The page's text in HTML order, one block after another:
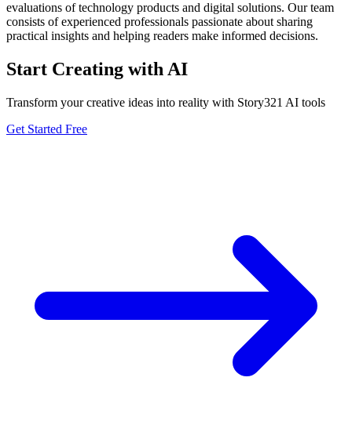
evaluations of technology products and digital solutions. Our team
consists of experienced professionals passionate about sharing
practical insights and helping readers make informed decisions.
Start Creating with AI
Transform your creative ideas into reality with Story321 AI tools
Get Started Free